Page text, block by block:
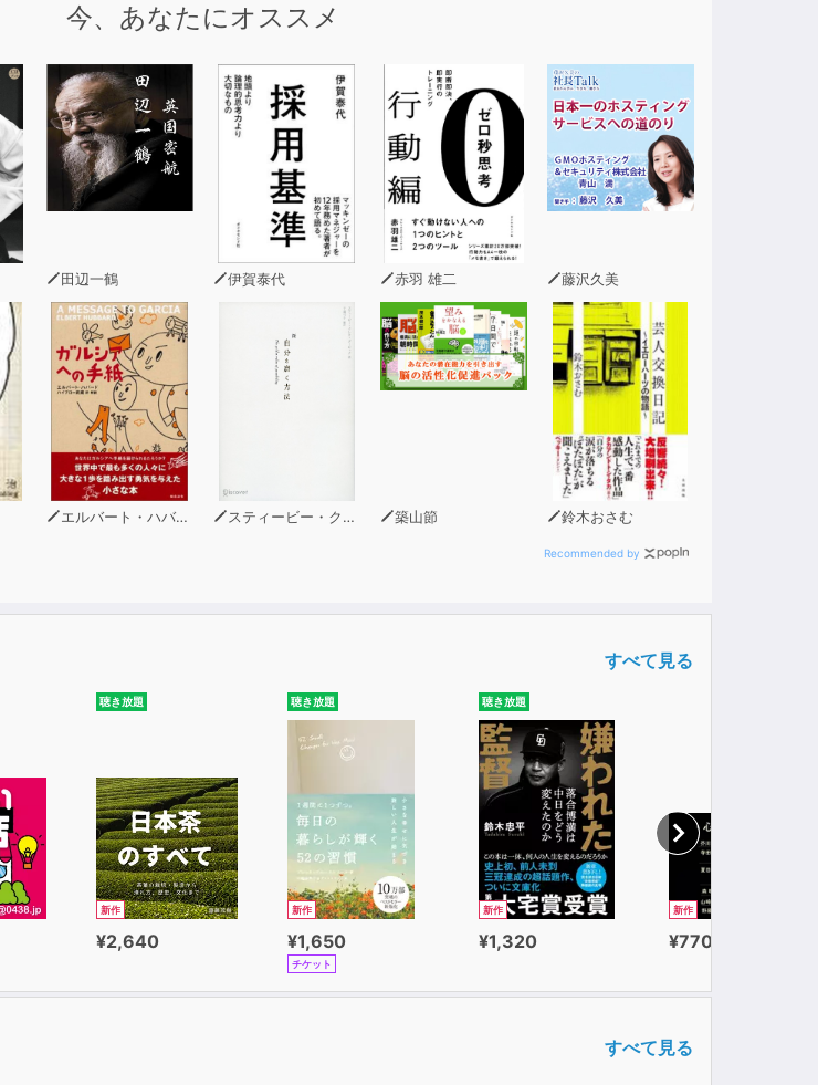
今、あなたにオススメ
田辺一鶴 伊賀泰代 赤羽 雄二 藤沢久美
エルバート・ハバード スティービー・クレオ・ダービック 築山節 鈴木おさむ
Recommended by
すべて見る
聴き放題
新作
¥2,640
聴き放題
新作
¥1,650
チケット
聴き放題
新作
¥1,320
新作
¥770
すべて見る